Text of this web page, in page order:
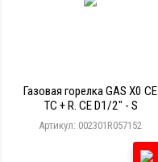
Газовая горелка GAS X0 CE
TC + R. CE D1/2" - S
Артикул: 002301R057152